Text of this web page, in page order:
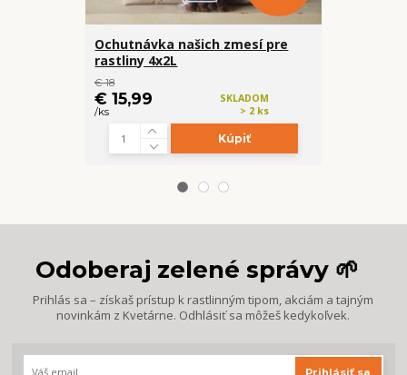
Ochutnávka našich zmesí pre
rastliny 4x2L
€ 18
€ 15,99
/ks
SKLADOM
> 2 ks
Kúpiť
Odoberaj zelené správy 🌱
Prihlás sa – získaš prístup k rastlinným tipom, akciám a tajným
novinkám z Kvetárne. Odhlásiť sa môžeš kedykoľvek.
Prihlásiť sa